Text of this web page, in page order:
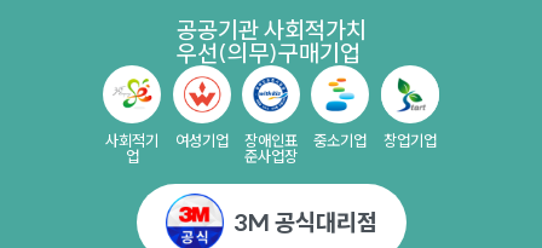
공공기관 사회적가치
우선(의무)구매기업
사회적기
업
여성기업
장애인표
준사업장
중소기업 창업기업
3M 공식대리점